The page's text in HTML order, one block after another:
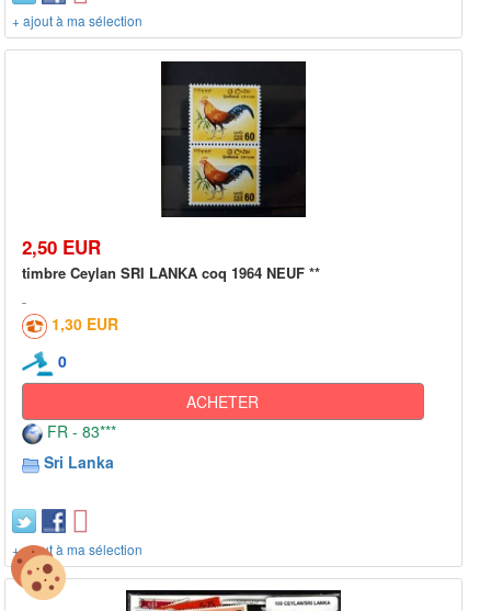
+ ajout à ma sélection
2,50 EUR
timbre Ceylan SRI LANKA coq 1964 NEUF **
1,30 EUR
0
ACHETER
FR - 83***
Sri Lanka
+ ajout à ma sélection